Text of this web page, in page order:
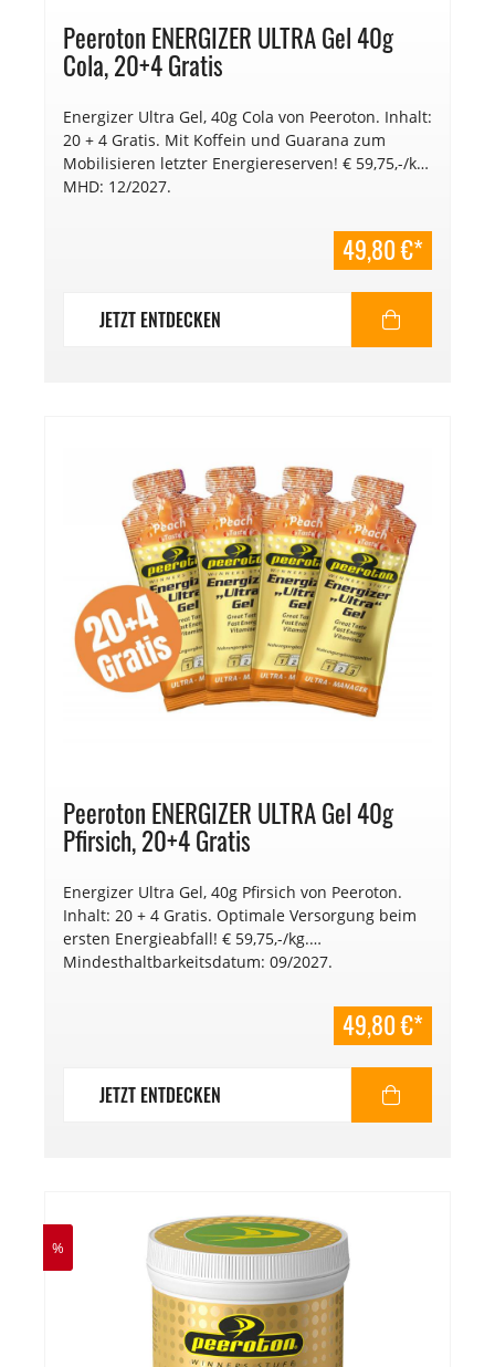
Peeroton ENERGIZER ULTRA Gel 40g
Cola, 20+4 Gratis
Energizer Ultra Gel, 40g Cola von Peeroton. Inhalt:
20 + 4 Gratis. Mit Koffein und Guarana zum
Mobilisieren letzter Energiereserven! € 59,75,-/kg.
MHD: 12/2027.
49,80 €*
JETZT ENTDECKEN
Peeroton ENERGIZER ULTRA Gel 40g
Pfirsich, 20+4 Gratis
Energizer Ultra Gel, 40g Pfirsich von Peeroton.
Inhalt: 20 + 4 Gratis. Optimale Versorgung beim
ersten Energieabfall! € 59,75,-/kg.
Mindesthaltbarkeitsdatum: 09/2027.
49,80 €*
JETZT ENTDECKEN
%